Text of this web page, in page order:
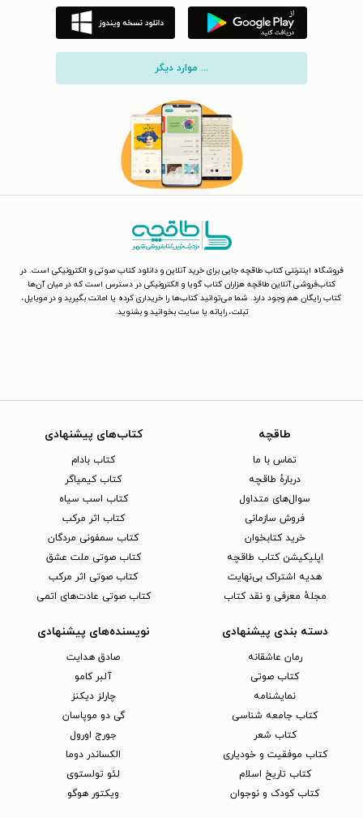
... موارد دیگر
فروشگاه اینترنتی کتاب طاقچه جایی برای خرید آنلاین و دانلود کتاب صوتی و الکترونیکی است. در
کتاب‌فروشی آنلاین طاقچه هزاران کتاب گویا و الکترونیکی در دسترس است که در میان آن‌ها
کتاب رایگان هم وجود دارد. شما می‌توانید کتاب‌ها را خریداری کرده یا امانت بگیرید و در موبایل،
تبلت، رایانه یا سایت بخوانید و بشنوید.
طاقچه
تماس با ما
دربارهٔ طاقچه
سوال‌های متداول
فروش سازمانی
خرید کتابخوان
اپلیکیشن کتاب طاقچه
هدیه اشتراک بی‌نهایت
مجلهٔ معرفی و نقد کتاب
کتاب‌های پیشنهادی
کتاب بادام
کتاب کیمیاگر
کتاب اسب سیاه
کتاب اثر مرکب
کتاب سمفونی مردگان
کتاب صوتی ملت عشق
کتاب صوتی اثر مرکب
کتاب صوتی عادت‌های اتمی
دسته بندی پیشنهادی
رمان عاشقانه
کتاب‌ صوتی
نمایشنامه
کتاب جامعه شناسی
کتاب شعر
کتاب موفقیت و خودیاری
کتاب تاریخ اسلام
کتاب کودک و نوجوان
نویسنده‌های پیشنهادی
صادق هدایت
آلبر کامو
چارلز دیکنز
گی دو موپاسان
جورج اورول
الکساندر دوما
لئو تولستوی
ویکتور هوگو